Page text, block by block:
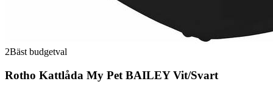
2Bäst budgetval
Rotho Kattlåda My Pet BAILEY Vit/Svart